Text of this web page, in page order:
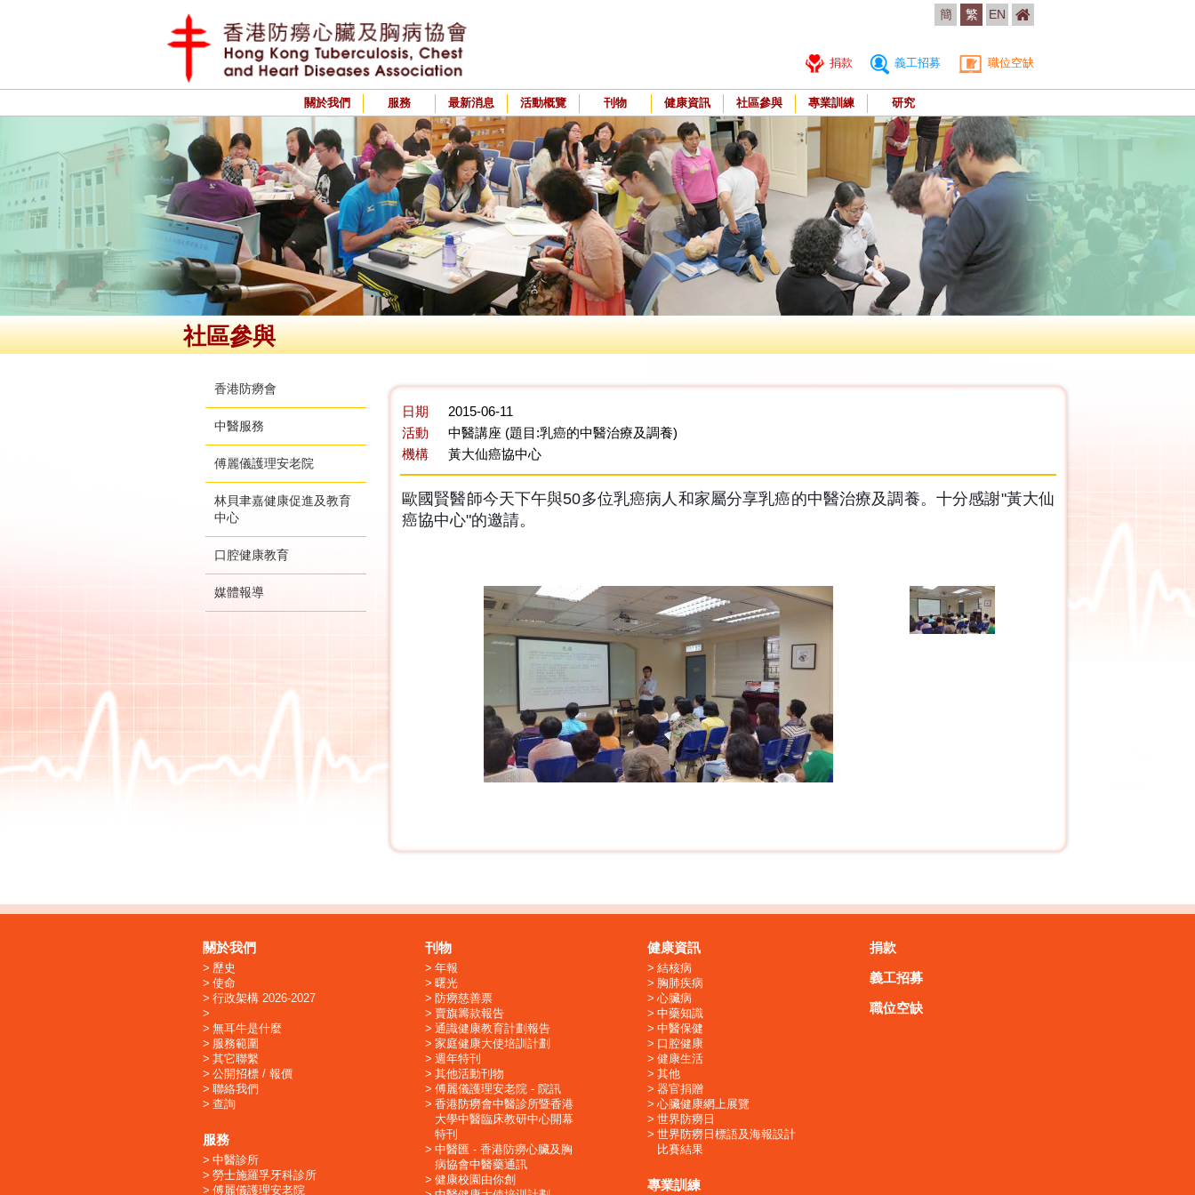
簡 繁 EN
捐款 義工招募 職位空缺
關於我們 服務 最新消息 活動概覽 刊物 健康資訊 社區參與 專業訓練 研究
社區參與
香港防癆會
中醫服務
傅麗儀護理安老院
林貝聿嘉健康促進及教育
中心
口腔健康教育
媒體報導
日期
2015-06-11
活動
中醫講座 (題目:乳癌的中醫治療及調養)
機構
黃大仙癌協中心
歐國賢醫師今天下午與50多位乳癌病人和家屬分享乳癌的中醫治療及調養。十分感謝"黃大仙
癌協中心"的邀請。
關於我們
歷史
使命
行政架構 2026-2027
無耳牛是什麼
服務範圍
其它聯繫
公開招標 / 報價
聯絡我們
查詢
服務
中醫診所
勞士施羅孚牙科診所
傅麗儀護理安老院
刊物
年報
曙光
防癆慈善票
賣旗籌款報告
通識健康教育計劃報告
家庭健康大使培訓計劃
週年特刊
其他活動刊物
傅麗儀護理安老院 - 院訊
香港防癆會中醫診所暨香港
大學中醫臨床教研中心開幕
特刊
中醫匯 - 香港防癆心臟及胸
病協會中醫藥通訊
健康校園由你創
健康資訊
結核病
胸肺疾病
心臟病
中藥知識
中醫保健
口腔健康
健康生活
其他
器官捐贈
心臟健康網上展覽
世界防癆日
世界防癆日標語及海報設計
比賽結果
專業訓練
捐款
義工招募
職位空缺